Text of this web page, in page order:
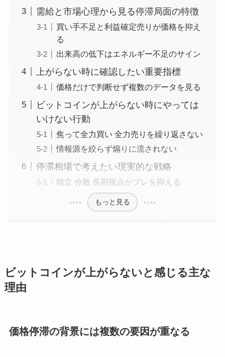
需給と市場心理から見る停滞局面の特徴
買い手不足と利益確定売りが価格を抑え
る
出来高の低下はエネルギー不足のサイン
上がらない時に確認したい重要指標
価格だけで判断せず複数のデータを見る
ビットコインが上がらない時にやっては
いけない行動
焦って全力買い 全力売りを繰り返さない
情報源を絞らず煽りに流されない
停滞相場で考えたい現実的な戦略
積立 分散 長期視点がブレを抑える
もっと見る
ビットコインが上がらないと感じる主な
理由
価格停滞の背景には複数の要因が重なる